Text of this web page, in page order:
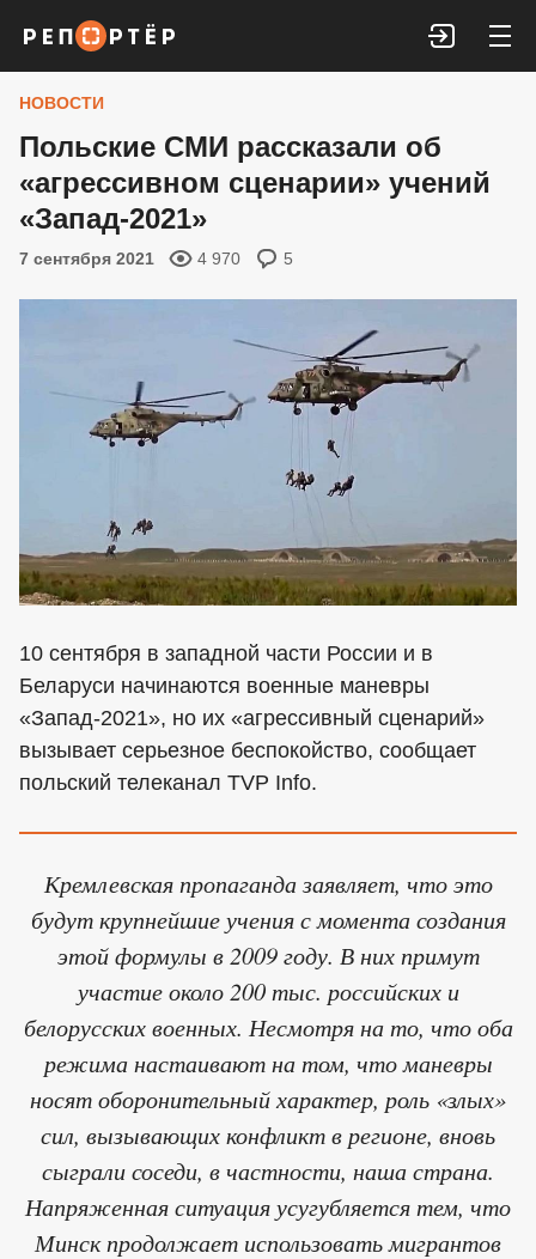
Войти
НОВОСТИ
Польские СМИ рассказали об
«агрессивном сценарии» учений
«Запад-2021»
7 сентября 2021 4 970 5
10 сентября в западной части России и в
Беларуси начинаются военные маневры
«Запад-2021», но их «агрессивный сценарий»
вызывает серьезное беспокойство, сообщает
польский телеканал TVP Info.
Кремлевская пропаганда заявляет, что это
будут крупнейшие учения с момента создания
этой формулы в 2009 году. В них примут
участие около 200 тыс. российских и
белорусских военных. Несмотря на то, что оба
режима настаивают на том, что маневры
носят оборонительный характер, роль «злых»
сил, вызывающих конфликт в регионе, вновь
сыграли соседи, в частности, наша страна.
Напряженная ситуация усугубляется тем, что
Минск продолжает использовать мигрантов